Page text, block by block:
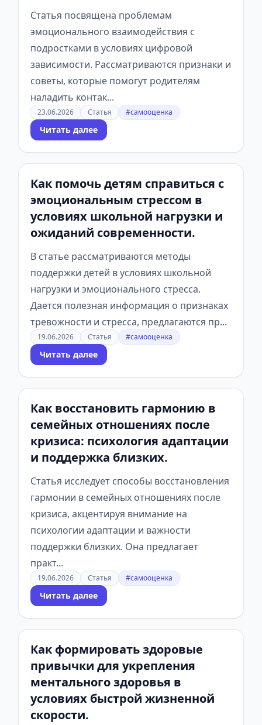
Статья посвящена проблемам
эмоционального взаимодействия с
подростками в условиях цифровой
зависимости. Рассматриваются признаки и
советы, которые помогут родителям
наладить контак...
23.06.2026 Статья #самооценка
Читать далее
Как помочь детям справиться с
эмоциональным стрессом в
условиях школьной нагрузки и
ожиданий современности.
В статье рассматриваются методы
поддержки детей в условиях школьной
нагрузки и эмоционального стресса.
Дается полезная информация о признаках
тревожности и стресса, предлагаются пр...
19.06.2026 Статья #самооценка
Читать далее
Как восстановить гармонию в
семейных отношениях после
кризиса: психология адаптации
и поддержка близких.
Статья исследует способы восстановления
гармонии в семейных отношениях после
кризиса, акцентируя внимание на
психологии адаптации и важности
поддержки близких. Она предлагает
практ...
19.06.2026 Статья #самооценка
Читать далее
Как формировать здоровые
привычки для укрепления
ментального здоровья в
условиях быстрой жизненной
скорости.